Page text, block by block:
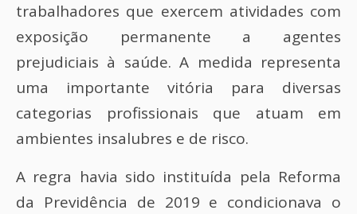
trabalhadores que exercem atividades com
exposição permanente a agentes
prejudiciais à saúde. A medida representa
uma importante vitória para diversas
categorias profissionais que atuam em
ambientes insalubres e de risco.
A regra havia sido instituída pela Reforma
da Previdência de 2019 e condicionava o